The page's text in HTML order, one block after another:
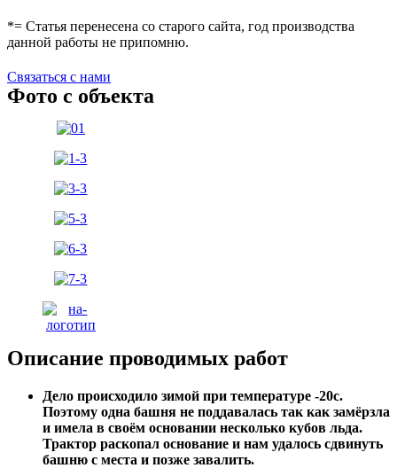
*= Статья перенесена со старого сайта, год производства
данной работы не припомню.
Связаться с нами
Фото с объекта
Описание проводимых работ
Дело происходило зимой при температуре -20с.
Поэтому одна башня не поддавалась так как замёрзла
и имела в своём основании несколько кубов льда.
Трактор раскопал основание и нам удалось сдвинуть
башню с места и позже завалить.